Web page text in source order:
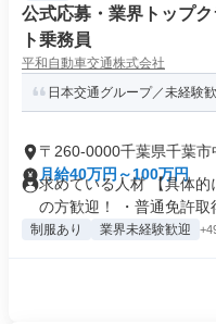
公式応募・業界トップ
ト乗務員
平和自動車交通株式会社
日本交通グループ／未経験
〒260-0000千葉県千葉市
月給40万円～100万円
求めている人材 【具体
の方歓迎！ ・普通免許取
制服あり 業界未経験歓迎